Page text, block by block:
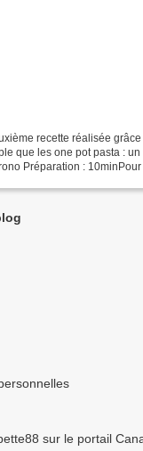
recette réalisée
que les one pot pasta :
Préparation :
sur le portail